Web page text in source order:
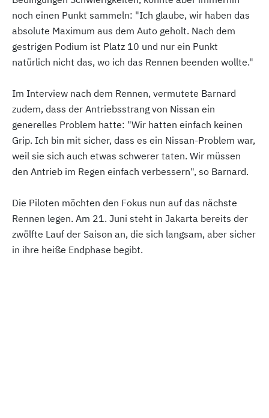
noch einen Punkt sammeln: "Ich glaube, wir haben das
absolute Maximum aus dem Auto geholt. Nach dem
gestrigen Podium ist Platz 10 und nur ein Punkt
natürlich nicht das, wo ich das Rennen beenden wollte."
Im Interview nach dem Rennen, vermutete Barnard
zudem, dass der Antriebsstrang von Nissan ein
generelles Problem hatte: "Wir hatten einfach keinen
Grip. Ich bin mit sicher, dass es ein Nissan-Problem war,
weil sie sich auch etwas schwerer taten. Wir müssen
den Antrieb im Regen einfach verbessern", so Barnard.
Die Piloten möchten den Fokus nun auf das nächste
Rennen legen. Am 21. Juni steht in Jakarta bereits der
zwölfte Lauf der Saison an, die sich langsam, aber sicher
in ihre heiße Endphase begibt.